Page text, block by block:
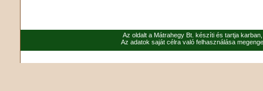
Az oldalt a Mátrahegy Bt. készíti és tartja
Az adatok saját célra való felhasználása